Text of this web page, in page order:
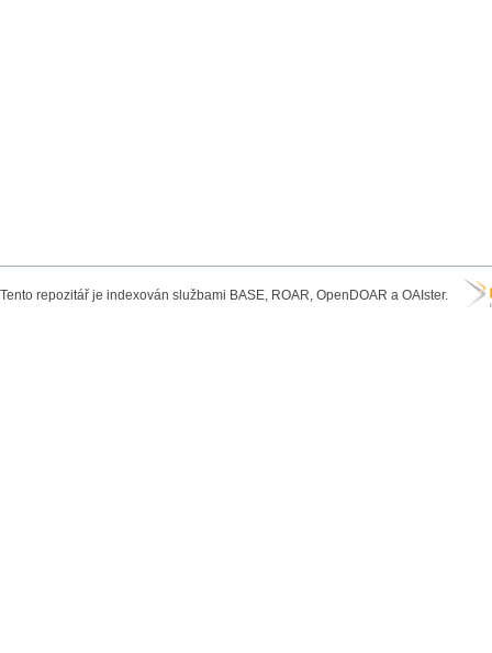
Tento repozitář je indexován službami BASE, ROAR, OpenDOAR a OAIster.